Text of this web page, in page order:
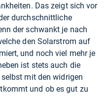
Das zeigt sich vor
durchschnittliche
der schwankt je nach
den Solarstrom auf
und noch viel mehr je
ist stets auch die
mit den widrigen
und ob es gut zu